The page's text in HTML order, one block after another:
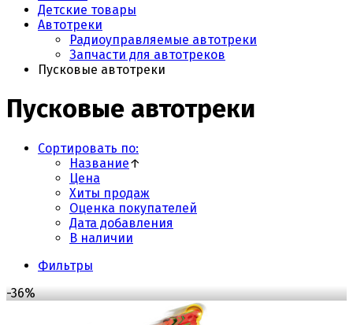
Детские товары
Автотреки
Радиоуправляемые автотреки
Запчасти для автотреков
Пусковые автотреки
Пусковые автотреки
Сортировать по:
Название↑
Цена
Хиты продаж
Оценка покупателей
Дата добавления
В наличии
Фильтры
-36%